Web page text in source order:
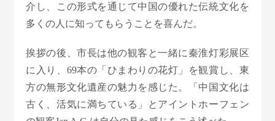
介し、この形式を通じて中国の優れた伝統文化を
多くの人に知ってもらうことを喜んだ。
挨拶の後、市長は他の観客と一緒に秦淮灯彩展区
に入り、69本の「ひまわりの花灯」を観賞し、東
方の無形文化遺産の魅力を感じた。「中国文化は
古く、活気に満ちている」とアイントホーフェン